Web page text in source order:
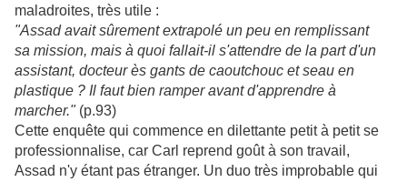
maladroites, très utile :
"Assad avait sûrement extrapolé un peu en remplissant
sa mission, mais à quoi fallait-il s'attendre de la part d'un
assistant, docteur ès gants de caoutchouc et seau en
plastique ? Il faut bien ramper avant d'apprendre à
marcher."(p.93)
Cette enquête qui commence en dilettante petit à petit se
professionnalise, car Carl reprend goût à son travail,
Assad n'y étant pas étranger. Un duo très improbable qui